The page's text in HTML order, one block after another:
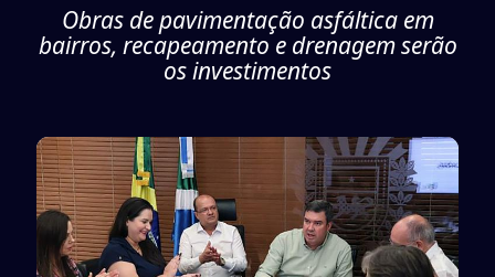
Obras de pavimentação asfáltica em
bairros, recapeamento e drenagem serão
os investimentos